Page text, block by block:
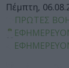
Πέμπτη,
ΠΡΩΤΕΣ